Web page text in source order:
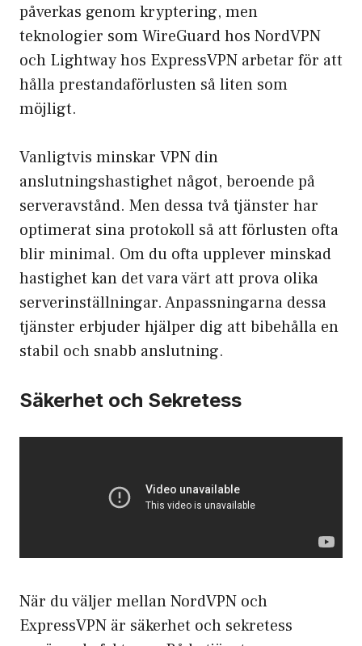
påverkas genom kryptering, men
teknologier som WireGuard hos NordVPN
och Lightway hos ExpressVPN arbetar för att
hålla prestandaförlusten så liten som
möjligt.
Vanligtvis minskar VPN din
anslutningshastighet något, beroende på
serveravstånd. Men dessa två tjänster har
optimerat sina protokoll så att förlusten ofta
blir minimal. Om du ofta upplever minskad
hastighet kan det vara värt att prova olika
serverinställningar. Anpassningarna dessa
tjänster erbjuder hjälper dig att bibehålla en
stabil och snabb anslutning.
Säkerhet och Sekretess
När du väljer mellan NordVPN och
ExpressVPN är säkerhet och sekretess